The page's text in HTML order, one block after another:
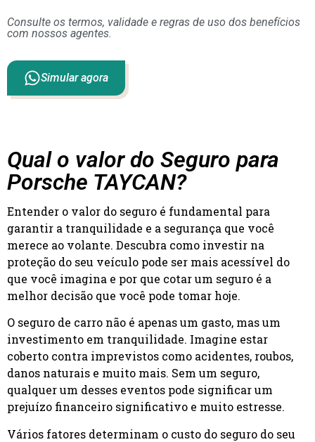
Consulte os termos, validade e regras de uso dos benefícios
com nossos agentes.
Simular agora
Qual o valor do Seguro para
Porsche TAYCAN?
Entender o valor do seguro é fundamental para
garantir a tranquilidade e a segurança que você
merece ao volante. Descubra como investir na
proteção do seu veículo pode ser mais acessível do
que você imagina e por que cotar um seguro é a
melhor decisão que você pode tomar hoje.
O seguro de carro não é apenas um gasto, mas um
investimento em tranquilidade. Imagine estar
coberto contra imprevistos como acidentes, roubos,
danos naturais e muito mais. Sem um seguro,
qualquer um desses eventos pode significar um
prejuízo financeiro significativo e muito estresse.
Vários fatores determinam o custo do seguro do seu